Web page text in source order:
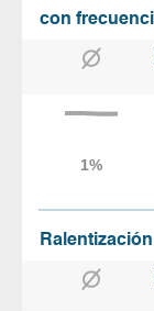
con